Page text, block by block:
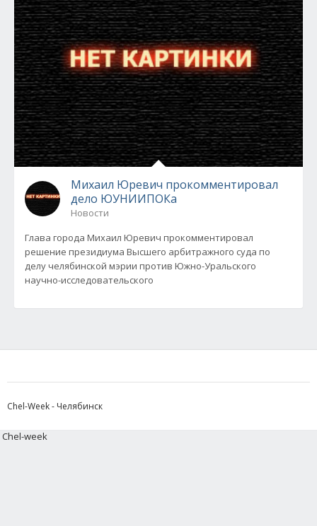
Михаил Юревич прокомментировал
дело ЮУНИИПОКа
Новости
Глава города Михаил Юревич прокомментировал
решение президиума Высшего арбитражного суда по
делу челябинской мэрии против Южно-Уральского
научно-исследовательского
Chel-Week - Челябинск
Chel-week